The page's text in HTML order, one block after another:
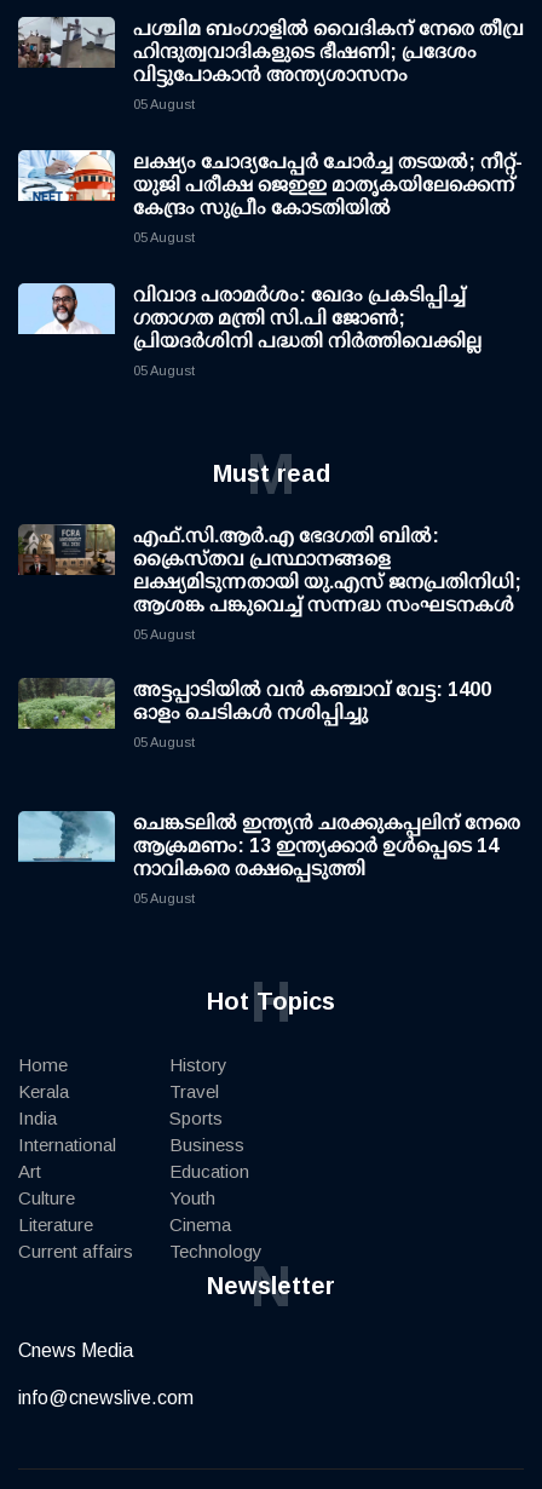
പശ്ചിമ ബംഗാളിൽ വൈദികന് നേരെ തീവ്ര
ഹിന്ദുത്വവാദികളുടെ ഭീഷണി; പ്രദേശം
വിട്ടുപോകാൻ അന്ത്യശാസനം
05 August
ലക്ഷ്യം ചോദ്യപേപ്പര്‍ ചോര്‍ച്ച തടയല്‍; നീറ്റ്-
യുജി പരീക്ഷ ജെഇഇ മാതൃകയിലേക്കെന്ന്
കേന്ദ്രം സുപ്രീം കോടതിയില്‍
05 August
വിവാദ പരാമര്‍ശം: ഖേദം പ്രകടിപ്പിച്ച്
ഗതാഗത മന്ത്രി സി.പി ജോണ്‍;
പ്രിയദര്‍ശിനി പദ്ധതി നിര്‍ത്തിവെക്കില്ല
05 August
Must read
M
എഫ്.സി.ആര്‍.എ ഭേദഗതി ബില്‍:
ക്രൈസ്തവ പ്രസ്ഥാനങ്ങളെ
ലക്ഷ്യമിടുന്നതായി യു.എസ് ജനപ്രതിനിധി;
ആശങ്ക പങ്കുവെച്ച് സന്നദ്ധ സംഘടനകള്‍
05 August
അട്ടപ്പാടിയില്‍ വന്‍ കഞ്ചാവ് വേട്ട: 1400
ഓളം ചെടികള്‍ നശിപ്പിച്ചു
05 August
ചെങ്കടലില്‍ ഇന്ത്യന്‍ ചരക്കുകപ്പലിന് നേരെ
ആക്രമണം: 13 ഇന്ത്യക്കാര്‍ ഉള്‍പ്പെടെ 14
നാവികരെ രക്ഷപ്പെടുത്തി
05 August
Hot Topics
H
Home
Kerala
India
International
Art
Culture
Literature
Current affairs
History
Travel
Sports
Business
Education
Youth
Cinema
Technology
Newsletter
N
Cnews Media
info@cnewslive.com